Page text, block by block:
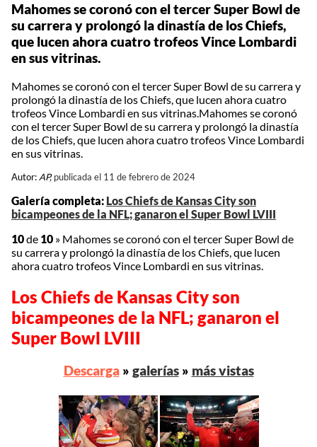
Mahomes se coronó con el tercer Super Bowl de
su carrera y prolongó la dinastía de los Chiefs,
que lucen ahora cuatro trofeos Vince Lombardi
en sus vitrinas.
Mahomes se coronó con el tercer Super Bowl de su carrera y
prolongó la dinastía de los Chiefs, que lucen ahora cuatro
trofeos Vince Lombardi en sus vitrinas.Mahomes se coronó
con el tercer Super Bowl de su carrera y prolongó la dinastía
de los Chiefs, que lucen ahora cuatro trofeos Vince Lombardi
en sus vitrinas.
Autor:AP, publicada el 11 de febrero de 2024
Galería completa: Los Chiefs de Kansas City son
bicampeones de la NFL; ganaron el Super Bowl LVIII
10de 10 » Mahomes se coronó con el tercer Super Bowl de
su carrera y prolongó la dinastía de los Chiefs, que lucen
ahora cuatro trofeos Vince Lombardi en sus vitrinas.
Los Chiefs de Kansas City son
bicampeones de la NFL; ganaron el
Super Bowl LVIII
Descarga» galerías» más vistas